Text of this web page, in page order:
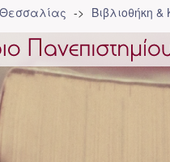
Θεσσαλίας Βιβλιοθήκη